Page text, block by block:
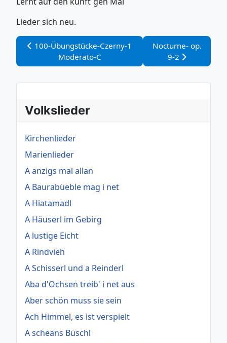
Lieder sich neu.
Vorheriger Beitrag: 100-Übungstücke-Czerny-1
100-Übungstücke-Czerny-1
Moderato-C
Nächster Beitrag:
Nocturne- op.
9-2
Volkslieder
Kirchenlieder
Marienlieder
A anzigs mal allan
A Baurabüeble mag i net
A Hiatamadl
A Häuserl im Gebirg
A lustige Eicht
A Rindvieh
A Schisserl und a Reinderl
Aba d'Ochsen treib' i net aus
Aber schön muss sie sein
Ach Himmel, es ist verspielt
A scheans Büschl